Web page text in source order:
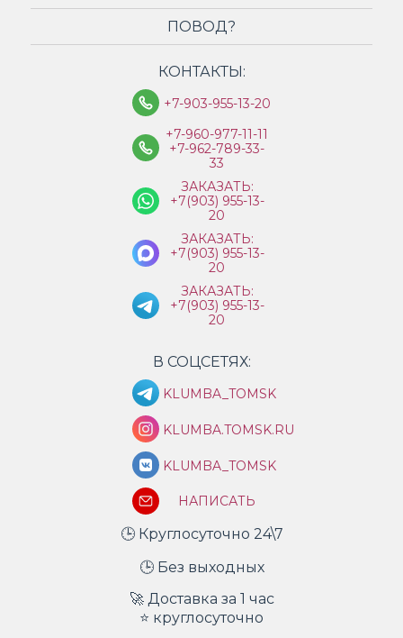
ПОВОД?
КОНТАКТЫ:
+7-903-955-13-20
+7-960-977-11-11
+7-962-789-33-
33
ЗАКАЗАТЬ:
+7(903) 955-13-
20
ЗАКАЗАТЬ:
+7(903) 955-13-
20
ЗАКАЗАТЬ:
+7(903) 955-13-
20
В СОЦСЕТЯХ:
KLUMBA_TOMSK
KLUMBA.TOMSK.RU
KLUMBA_TOMSK
НАПИСАТЬ
🕒 Круглосуточно 24\7
🕒 Без выходных
🚀 Доставка за 1 час
⭐ круглосуточно